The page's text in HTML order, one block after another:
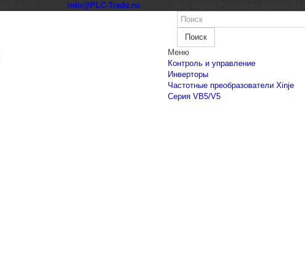
info@PLC-Trade.ru
Поиск
Меню
Контроль и управление
Инверторы
Частотные преобразователи Xinje
Cерия VB5/V5